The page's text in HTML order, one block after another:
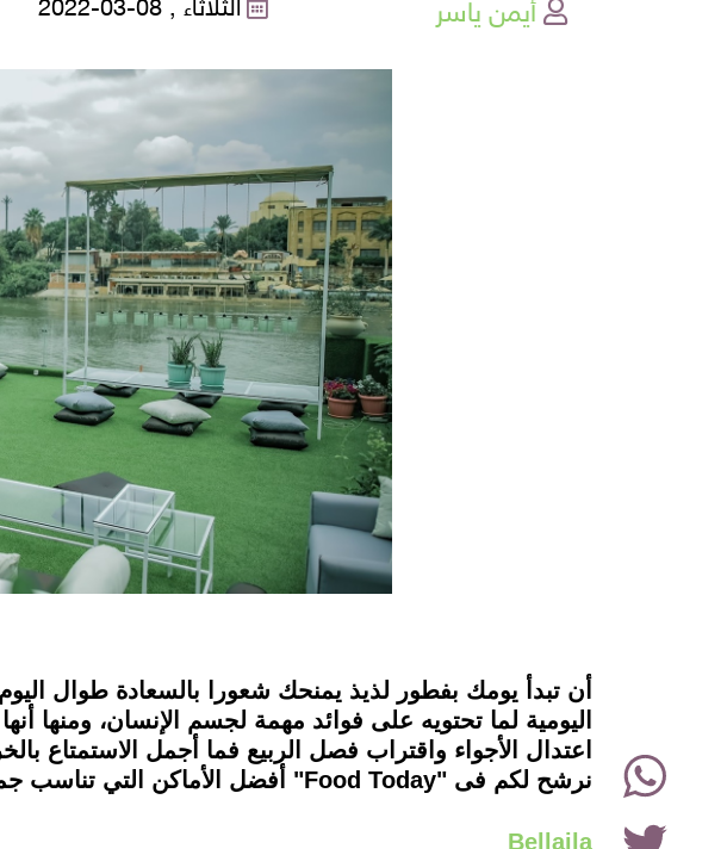
Twitter
WhatsApp
instagramأن تبدأ يومك بفطور لذيذ يمنحك شعورا بالسعادة طوال
اليومية لما تحتويه على فوائد مهمة لجسم الإنسان، ومنها
اعتدال الأجواء واقتراب فصل الربيع فما أجمل الاستمتاع
نرشح لكم فى "Food Today" أفضل الأماكن التي تناسب جميع الأذواق.
Bellaila